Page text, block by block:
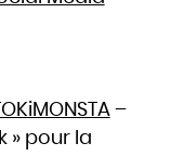
–
» pour la